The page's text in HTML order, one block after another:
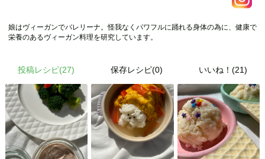
娘はヴィーガンでバレリーナ。怪我なくパワフルに踊れる身体の為に、健康で
栄養のあるヴィーガン料理を研究しています。
投稿レシピ(27) 保存レシピ(0) いいね！(21)